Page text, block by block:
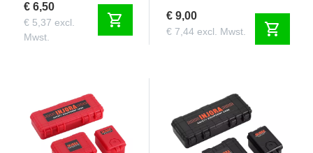
€ 6,50
€ 5,37 excl.
Mwst.
shopping_cart € 9,00
€ 7,44 excl. Mwst. shopping_cart